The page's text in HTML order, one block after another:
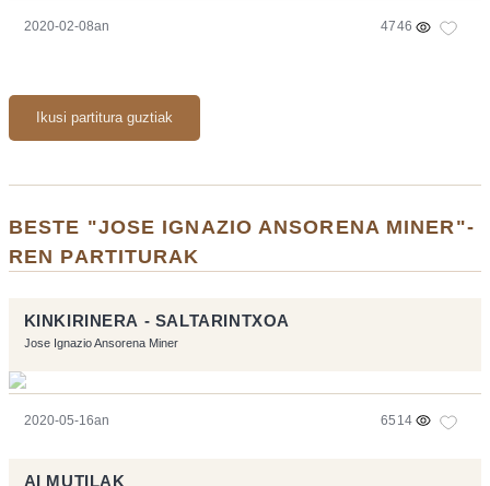
2020-02-08an 4746
Ikusi partitura guztiak
BESTE "JOSE IGNAZIO ANSORENA MINER"-
REN PARTITURAK
KINKIRINERA - SALTARINTXOA
Jose Ignazio Ansorena Miner
2020-05-16an 6514
AI MUTILAK